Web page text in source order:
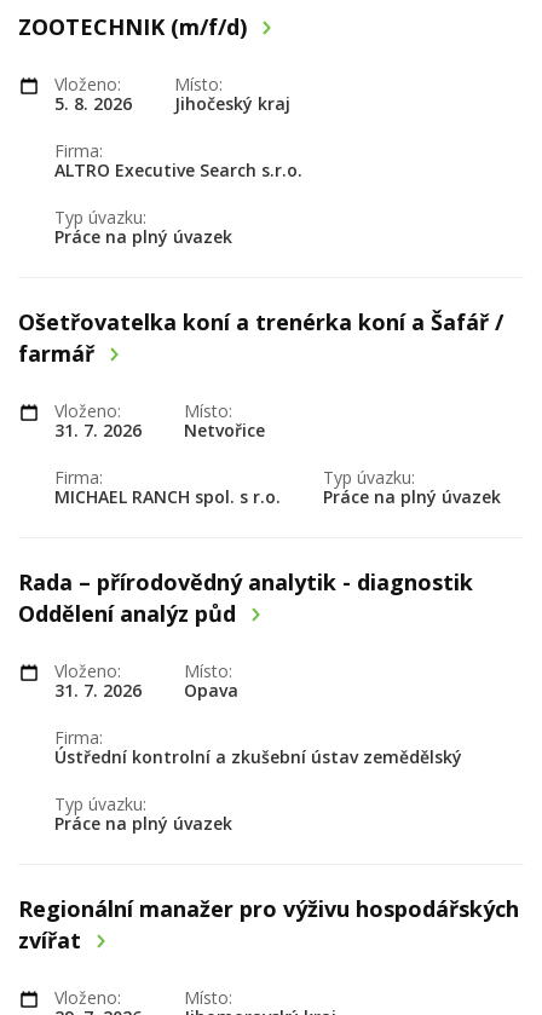
ZOOTECHNIK (m/f/d)
Vloženo:
5. 8. 2026
Místo:
Jihočeský kraj
Firma:
ALTRO Executive Search s.r.o.
Typ úvazku:
Práce na plný úvazek
Ošetřovatelka koní a trenérka koní a Šafář /
farmář
Vloženo:
31. 7. 2026
Místo:
Netvořice
Firma:
MICHAEL RANCH spol. s r.o.
Typ úvazku:
Práce na plný úvazek
Rada – přírodovědný analytik - diagnostik
Oddělení analýz půd
Vloženo:
31. 7. 2026
Místo:
Opava
Firma:
Ústřední kontrolní a zkušební ústav zemědělský
Typ úvazku:
Práce na plný úvazek
Regionální manažer pro výživu hospodářských
zvířat
Vloženo:
Místo: